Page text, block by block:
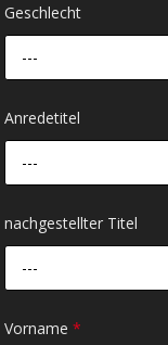
Geschlecht
---
Anredetitel
---
nachgestellter Titel
---
Vorname*